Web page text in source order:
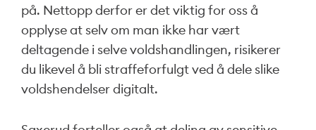
på. Nettopp derfor er det viktig for oss å
opplyse at selv om man ikke har vært
deltagende i selve voldshandlingen, risikerer
du likevel å bli straffeforfulgt ved å dele slike
voldshendelser digitalt.